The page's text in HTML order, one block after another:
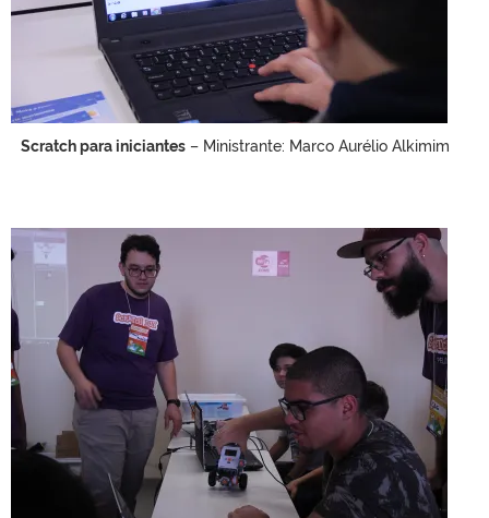
Scratch para iniciantes– Ministrante: Marco Aurélio Alkimim